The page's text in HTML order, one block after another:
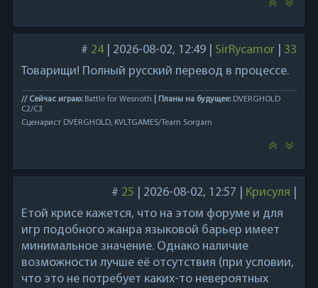
Living Quarters into the flooded depths, and
Act III will reveal what truly stirs at the heart of
Rekestt's corruption.
We're a small indie team and we're building this
game with the community. Your feedback
# 24| 2026-08-02, 12:49 SirRycamor| 33
Товарищи! Полный русский перевод в процессе.
// Сейчас играю:Battle for Wesnoth | Планы на будущее:DVERGHOLD
C2/C3
Сценарист DVERGHOLD, KVLTGAMES/Team Sorgarn
# 25 2026-08-02, 12:57 Крисуля
Етой крисе кажется, что на этом форуме и для
игр подобного жанра языковой барьер имеет
минимальное значение. Однако наличие
возможности лучше её отсутствия (при условии,
что это не потребует каких-то невероятных